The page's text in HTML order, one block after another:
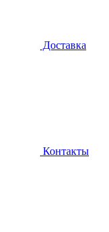
Доставка
Контакты